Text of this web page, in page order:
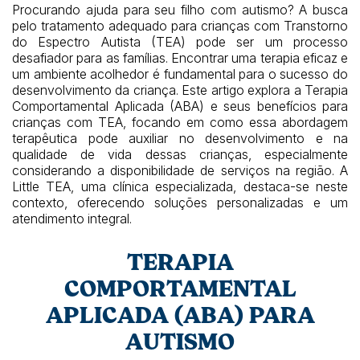
Procurando ajuda para seu filho com autismo? A busca
pelo tratamento adequado para crianças com Transtorno
do Espectro Autista (TEA) pode ser um processo
desafiador para as famílias. Encontrar uma terapia eficaz e
um ambiente acolhedor é fundamental para o sucesso do
desenvolvimento da criança. Este artigo explora a Terapia
Comportamental Aplicada (ABA) e seus benefícios para
crianças com TEA, focando em como essa abordagem
terapêutica pode auxiliar no desenvolvimento e na
qualidade de vida dessas crianças, especialmente
considerando a disponibilidade de serviços na região. A
Little TEA, uma clínica especializada, destaca-se neste
contexto, oferecendo soluções personalizadas e um
atendimento integral.
TERAPIA
COMPORTAMENTAL
APLICADA (ABA) PARA
AUTISMO